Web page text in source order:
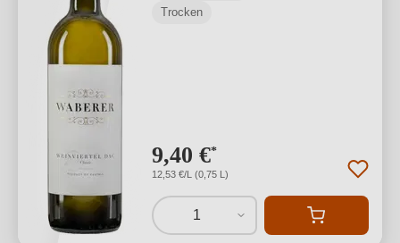
Trocken
9,40 €*
12,53 €/L (0,75 L)
1